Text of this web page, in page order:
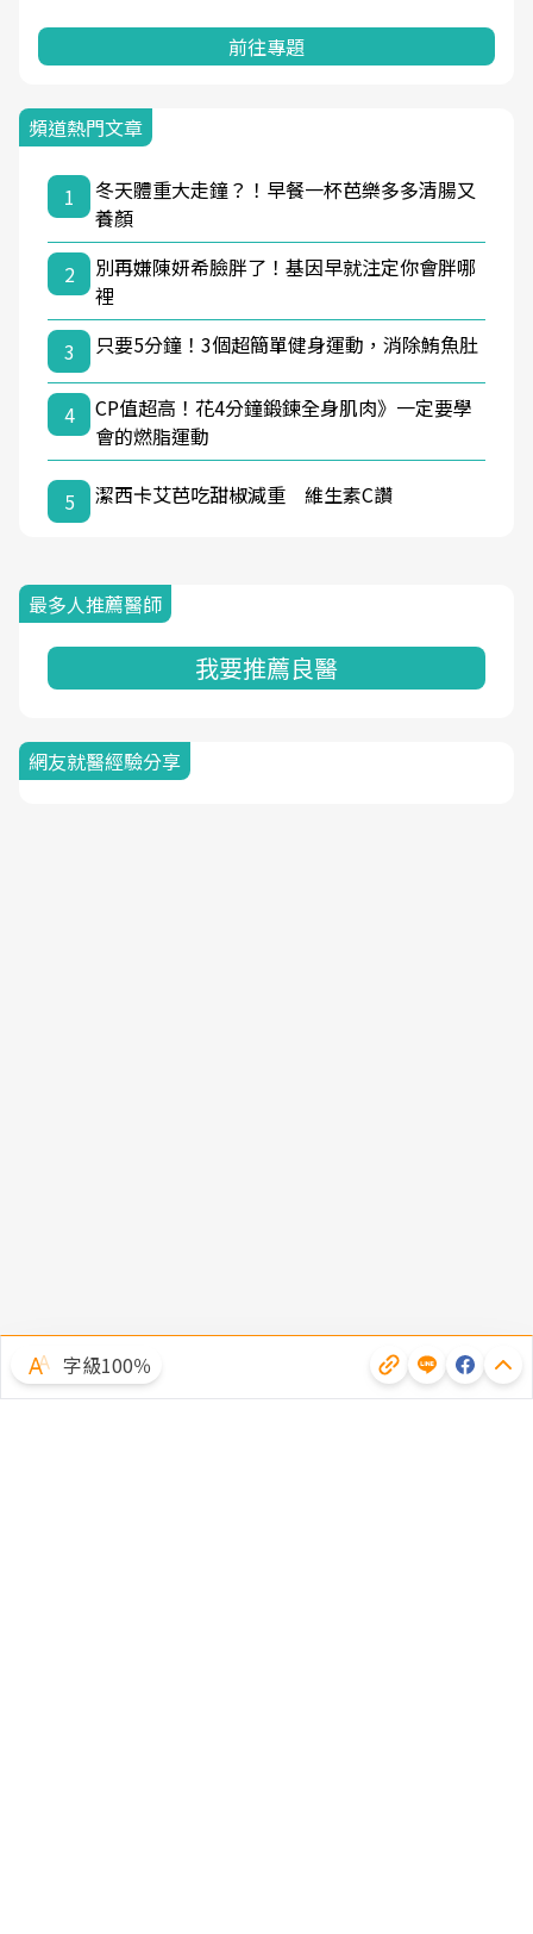
前往專題
頻道熱門文章
1
冬天體重大走鐘？！早餐一杯芭樂多多清腸又
養顏
2
別再嫌陳妍希臉胖了！基因早就注定你會胖哪
裡
3
只要5分鐘！3個超簡單健身運動，消除鮪魚肚
4
CP值超高！花4分鐘鍛鍊全身肌肉》一定要學
會的燃脂運動
5 潔西卡艾芭吃甜椒減重 維生素C讚
最多人推薦醫師
我要推薦良醫
網友就醫經驗分享
字級100％